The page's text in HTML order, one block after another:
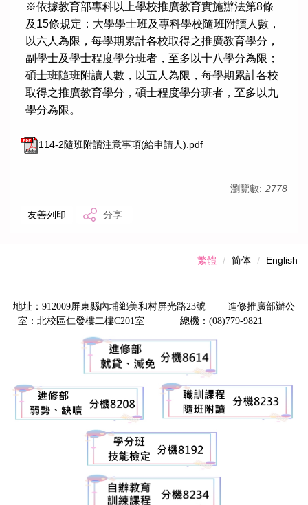
※依據教育部專科以上學校推廣教育實施辦法第8條
及15條規定：大學學士班及專科學校隨班附讀人數，
以六人為限，每學期累計各校取得之推廣教育學分，
副學士及學士程度學分班者，至多以十八學分為限；
碩士班隨班附讀人數，以五人為限，每學期累計各校
取得之推廣教育學分，碩士程度學分班者，至多以九
學分為限。
114-2隨班附讀注意事項(給申請人).pdf
瀏覽數: 2778
友善列印 分享
繁體 简体 English
地址：912009屏東縣內埔鄉美和村屏光路23號 進修推廣部辦公
室：北校區仁發樓二樓C201室 總機：(08)779-9821